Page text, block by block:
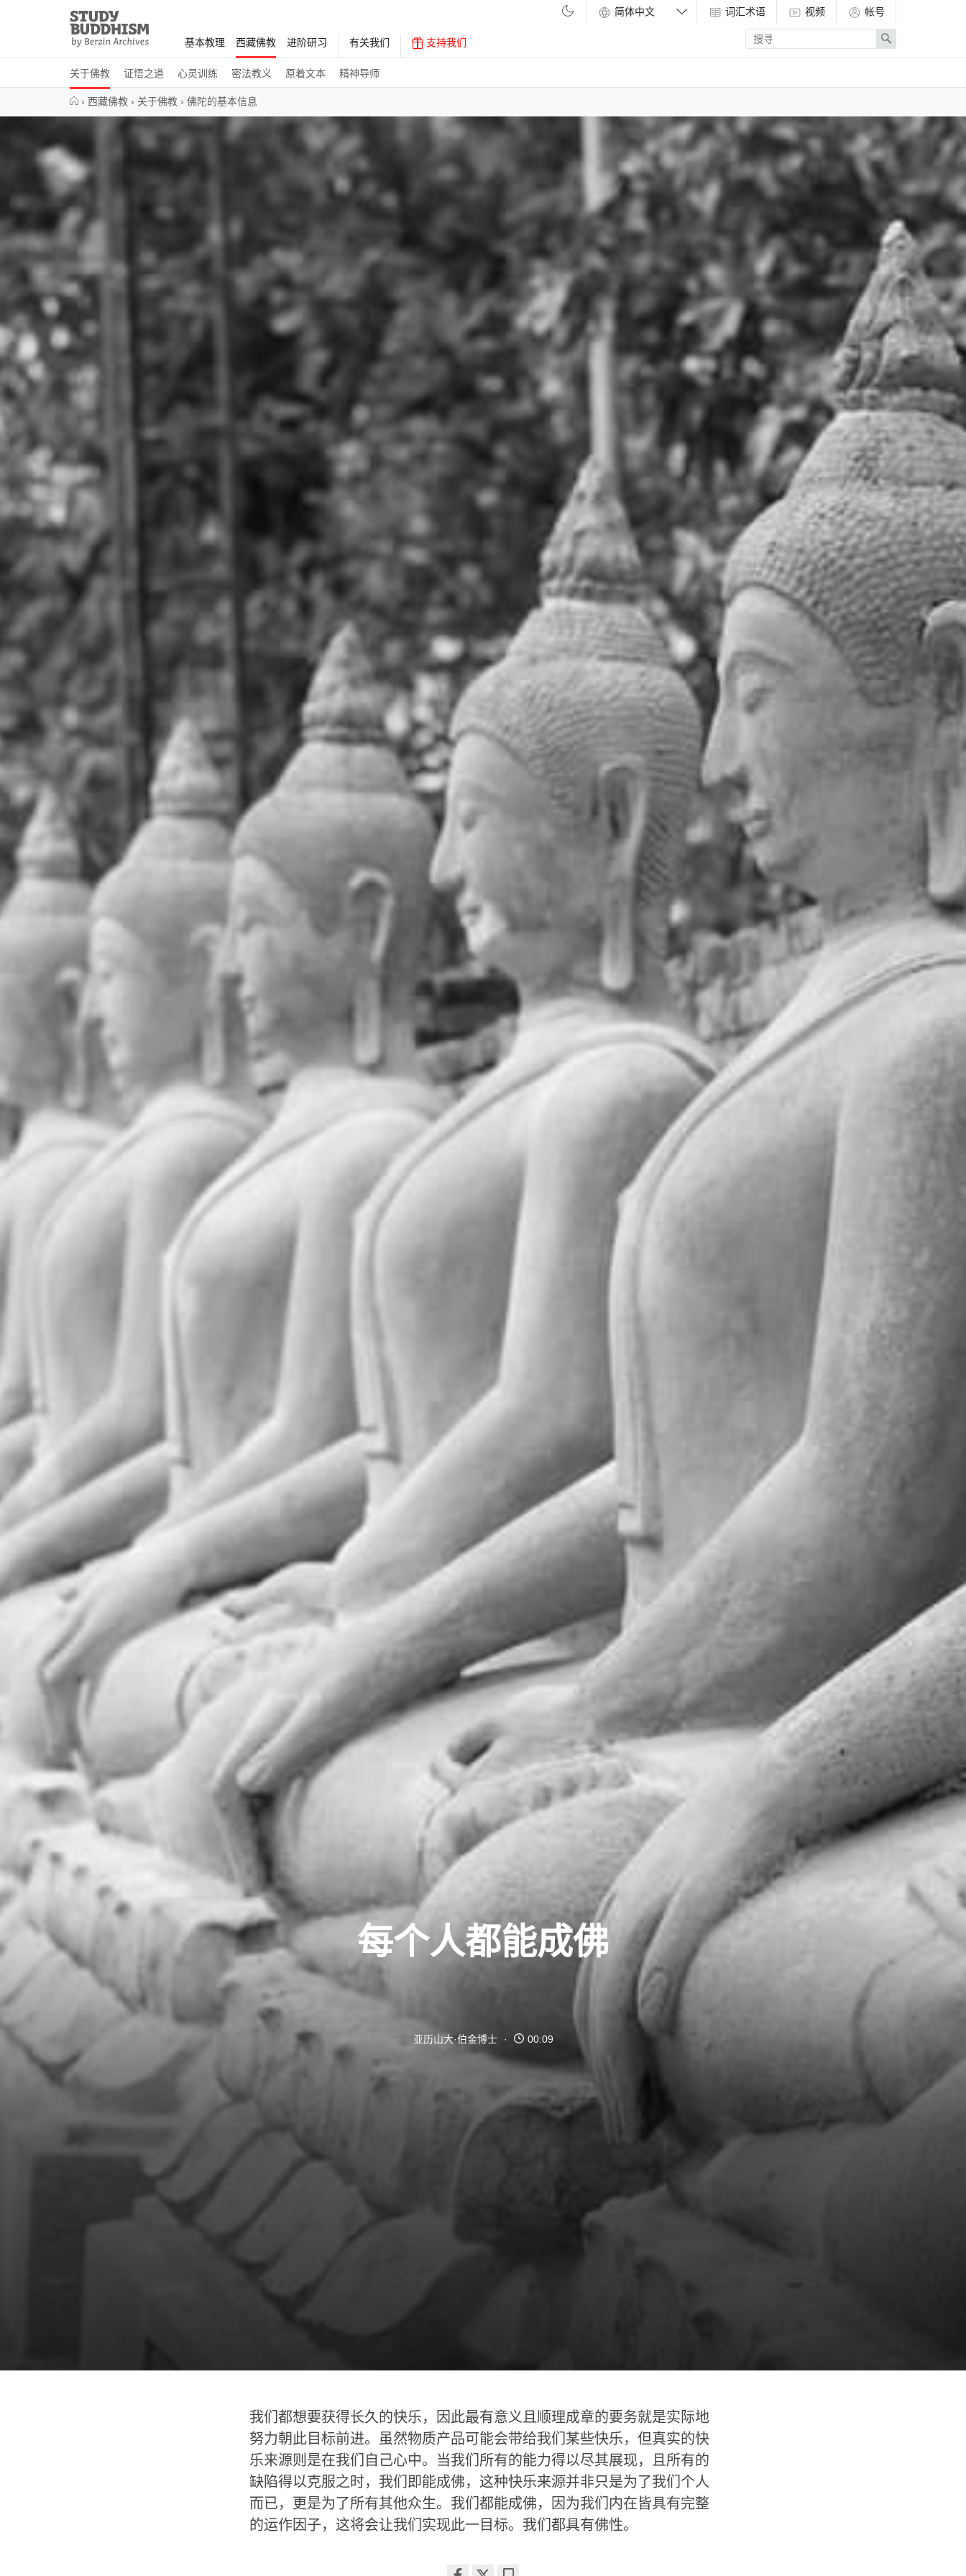
Study
Buddhism
Home
基本教理 西藏佛教
关于佛教 证悟之道 心灵训练 密法教义 原着文本 精神导师
进阶研习 有关我们 支持我们
词汇术语 视频
帐号
Enter
search
term
Search
› 西藏佛教 › 关于佛教 › 佛陀的基本信息
每个人都能成佛
亚历山大·伯金博士 00:09
我们都想要获得长久的快乐，因此最有意义且顺理成章的要务就是实际地
努力朝此目标前进。虽然物质产品可能会带给我们某些快乐，但真实的快
乐来源则是在我们自己心中。当我们所有的能力得以尽其展现，且所有的
缺陷得以克服之时，我们即能成佛，这种快乐来源并非只是为了我们个人
而已，更是为了所有其他众生。我们都能成佛，因为我们内在皆具有完整
的运作因子，这将会让我们实现此一目标。我们都具有佛性。